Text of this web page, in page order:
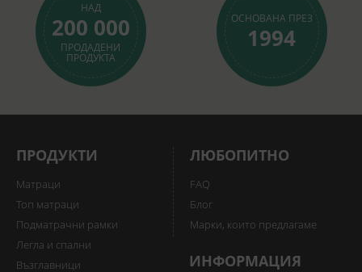
НАД
200 000
ПРОДАДЕНИ
ПРОДУКТА
ОСНОВАНА ПРЕЗ
1994
ПРОДУКТИ
Матраци
Топ матраци
Подматрачни рамки
Легла и спални
Възглавници
ЛЮБОПИТНО
FAQ
Блог
Марки, които предлагаме
ИНФОРМАЦИЯ